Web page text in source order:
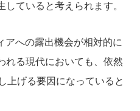
ていると考えられます。
アへの露出機会が相対的に
れる現代においても、依然
上げる要因になっていると